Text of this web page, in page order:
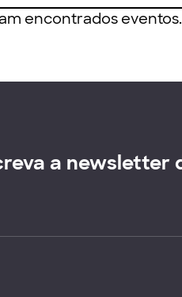
encontrados eventos.
a newsletter